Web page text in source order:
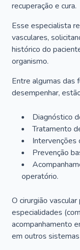
recuperação e cura.
Esse especialista
vasculares,
histórico do
organismo.
Entre algumas das
desempenhar,
Diagnóstico
Tratamento
Intervenções
Prevenção
operatório.
O cirurgião
especialidades
acompanhamento
em outros